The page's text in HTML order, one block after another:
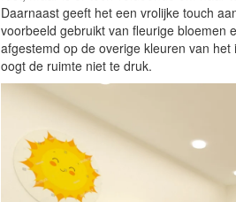
Daarnaast geeft het een vrolijke touch
voorbeeld gebruikt van fleurige bloemen
afgestemd op de overige kleuren van
oogt de ruimte niet te druk.